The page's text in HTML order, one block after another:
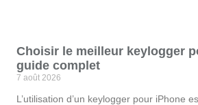
Choisir le meilleur keylogger
guide complet
7 août 2026
L’utilisation d’un keylogger pour iPhone